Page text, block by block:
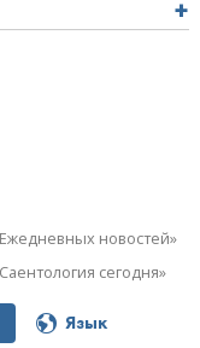
новостей»
сегодня»
Язык